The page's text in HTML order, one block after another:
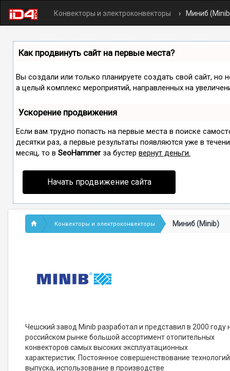
Конвекторы и электроконвекторы Миниб
Как продвинуть сайт на первые места?
Вы создали или только планируете создать свой сайт, но
а целый комплекс мероприятий, направленных на
Ускорение продвижения
Если вам трудно попасть на первые места в поиске
десятки раз, а первые результаты появляются уже в
месяц, то в SeoHammerза бустер вернут деньги.
Начать продвижение сайта
Конвекторы и электроконвекторы Миниб (Minib)
Чешский завод Minib разработал и представил в 2000 году
российском рынке большой ассортимент отопительных
конвекторов самых высоких эксплуатационных
характеристик. Постоянное совершенствование технологий
выпуска, использование в производстве